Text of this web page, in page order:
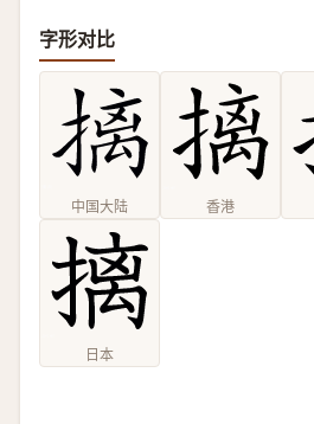
字形对比
中国大陆 香港
日本